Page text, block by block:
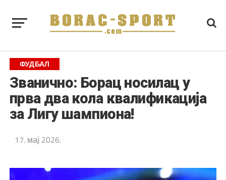
ФУДБАЛ
Званично: Борац носилац у
прва два кола квалификација
за Лигу шампиона!
17. мај 2026.